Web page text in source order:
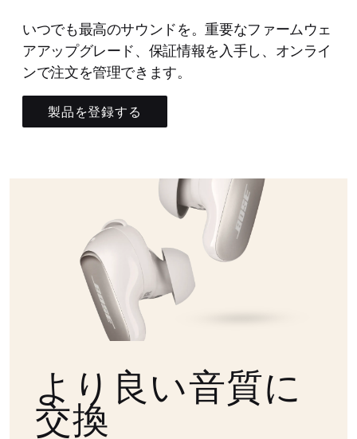
いつでも最高のサウンドを。重要なファームウェ
アアップグレード、保証情報を入手し、オンライ
ンで注文を管理できます。
製品を登録する
より良い音質に
交換